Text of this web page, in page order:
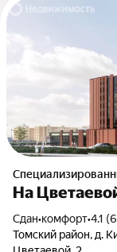
На
Сдан•комфорт•4.1
Томский район, д.